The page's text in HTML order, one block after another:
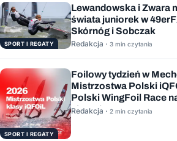
SPORT I REGATY
Lewandowska i Zwara
świata juniorek w
Skórnóg i Sobczak
Redakcja · 3 min czytania
SPORT I REGATY
Foilowy tydzień w
Mistrzostwa Polski
Polski WingFoil Race
sierpnia
Redakcja · 2 min czytania